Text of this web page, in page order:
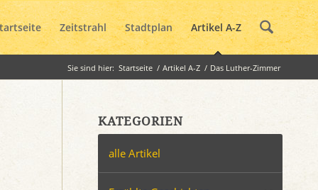
Zeitstrahl Stadtplan Artikel A-Z
Sie sind hier: Startseite / Artikel A-Z / Das Luther-Zimmer
KATEGORIEN
alle Artikel